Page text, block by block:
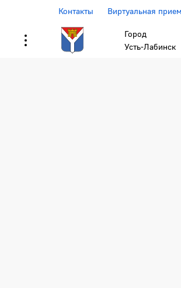
Контакты Виртуальная
Город
Усть-Лабинск